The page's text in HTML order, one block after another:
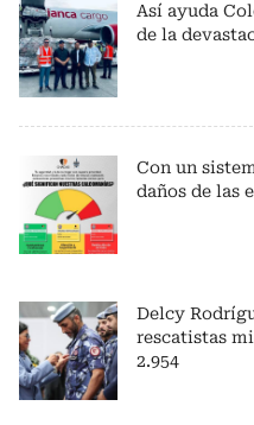
Así ayuda
de la
Con un
daños de las
Delcy
rescatistas
2.954